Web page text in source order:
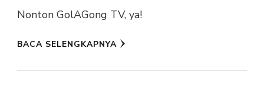
Nonton GolAGong TV, ya!
BACA SELENGKAPNYA